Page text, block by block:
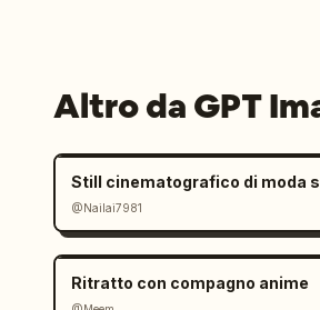
Altro da GPT
@Nailai7981
Ritratto con compagno anime